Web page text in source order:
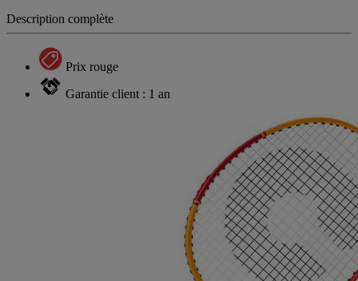
Description complète
Prix rouge
Garantie client : 1 an